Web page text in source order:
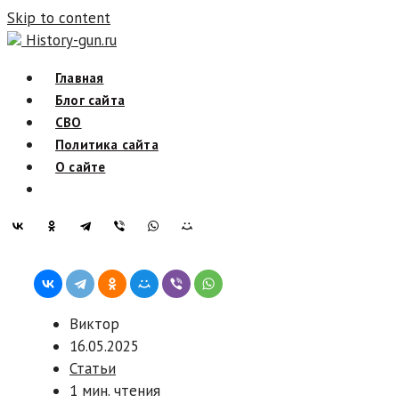
Skip to content
History-gun.ru
Главная
Блог сайта
СВО
Политика сайта
О сайте
Виктор
16.05.2025
Статьи
1 мин. чтения